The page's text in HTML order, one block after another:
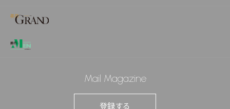
Mail Magazine
登録する